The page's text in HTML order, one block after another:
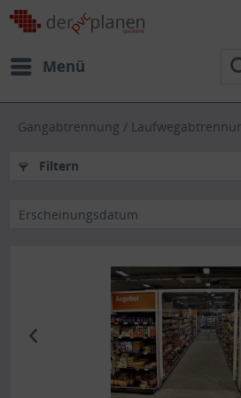
Menü
Gangabtrennung /
Filtern
Erscheinungsdatum